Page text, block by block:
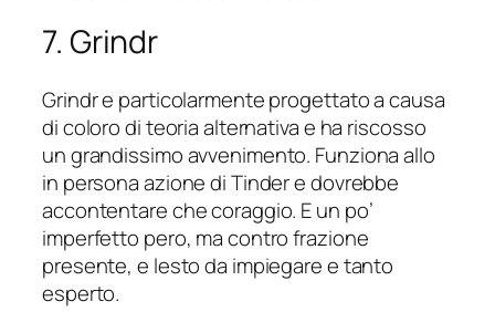
7. Grindr
Grindr e particolarmente progettato a causa
di coloro di teoria alternativa e ha riscosso
un grandissimo avvenimento. Funziona allo
in persona azione di Tinder e dovrebbe
accontentare che coraggio. E un po’
imperfetto pero, ma contro frazione
presente, e lesto da impiegare e tanto
esperto.